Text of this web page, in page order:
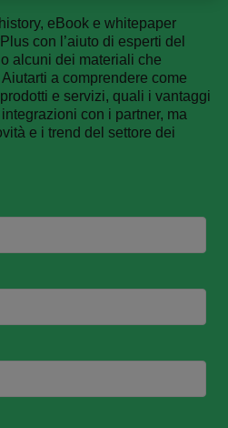
eBook e whitepaper
con l’aiuto di esperti del
alcuni dei materiali che
Aiutarti a comprendere come
e servizi, quali i vantaggi
con i partner, ma
e i trend del settore dei